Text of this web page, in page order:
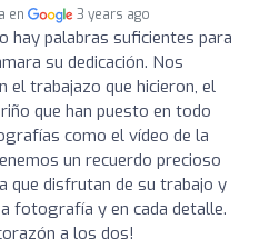
en 3 years ago
hay palabras suficientes para
su dedicación. Nos
el trabajazo que hicieron, el
que han puesto en todo
como el vídeo de la
un recuerdo precioso
que disfrutan de su trabajo y
fotografía y en cada detalle.
a los dos!